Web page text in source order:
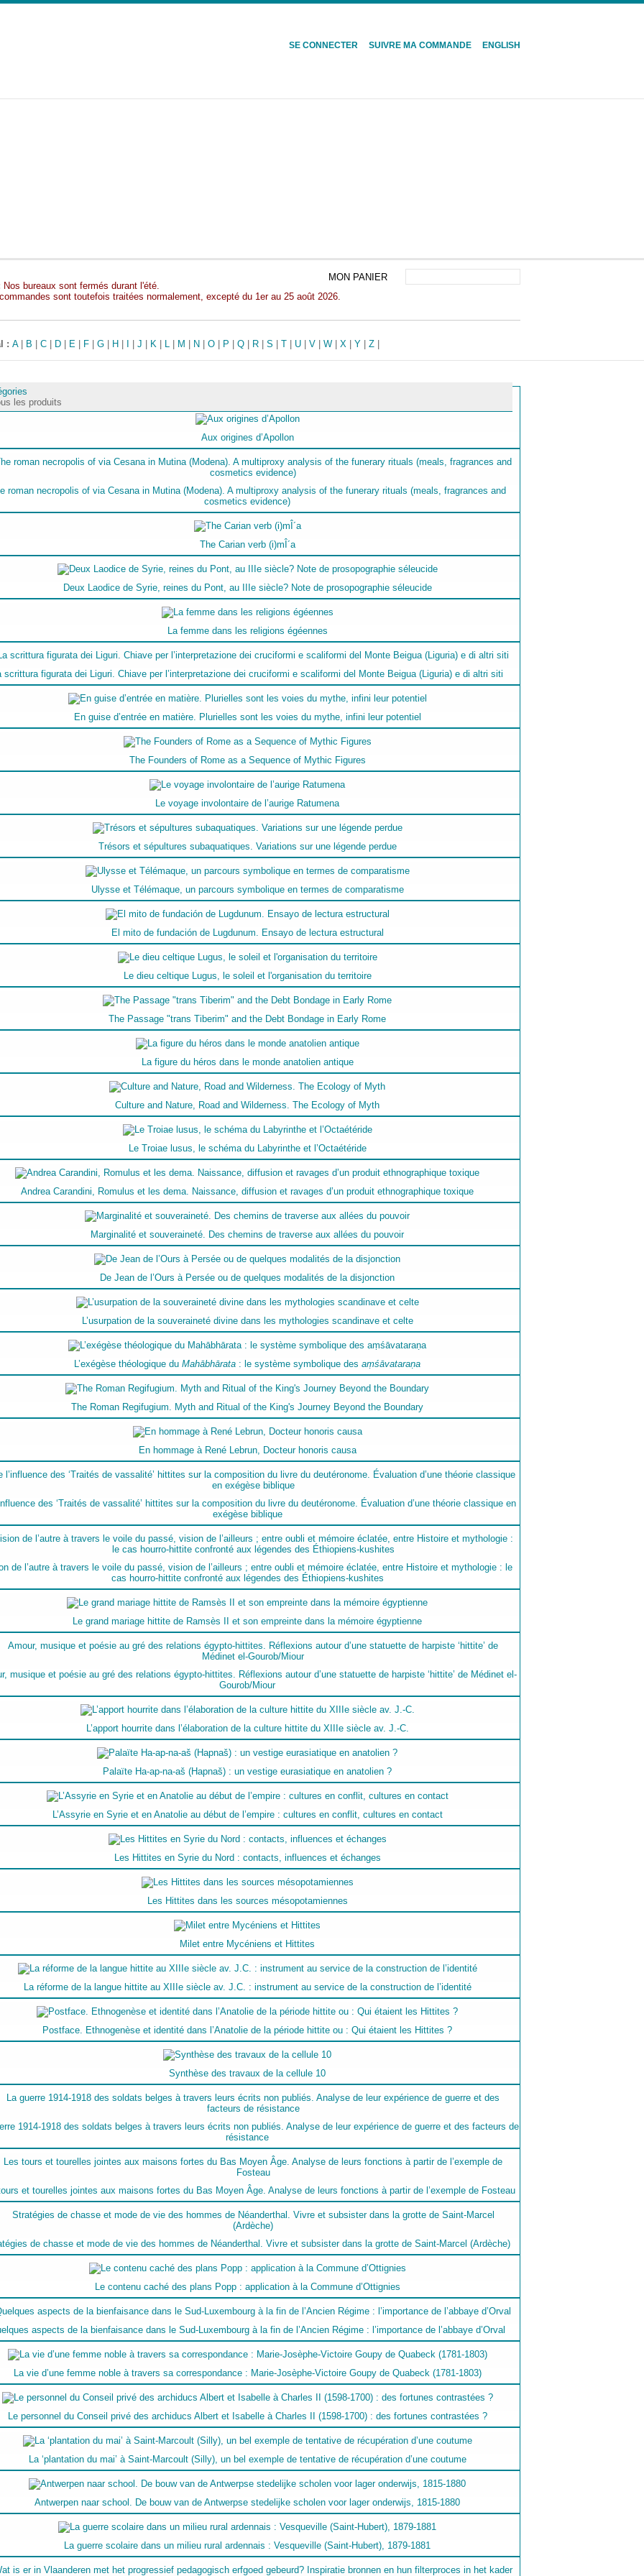
SE CONNECTER SUIVRE MA COMMANDE ENGLISH
MON PANIER
Nos bureaux sont fermés durant l'été.
sont toutefois traitées normalement, excepté du 1er au 25 août 2026.
: A| B C| D| E| F| G| H J K| L| M N O| P Q| R| S T| U| V| W| X| Y| Z|
les produits
Aux origines d’Apollon
roman necropolis of via Cesana in Mutina (Modena). A multiproxy analysis of the funerary rituals (meals, fragrances and
cosmetics evidence)
The Carian verb (i)mÎ´a
Deux Laodice de Syrie, reines du Pont, au IIIe siècle? Note de prosopographie séleucide
La femme dans les religions égéennes
scrittura figurata dei Liguri. Chiave per l’interpretazione dei cruciformi e scaliformi del Monte Beigua (Liguria) e di altri siti
En guise d’entrée en matière. Plurielles sont les voies du mythe, infini leur potentiel
The Founders of Rome as a Sequence of Mythic Figures
Le voyage involontaire de l’aurige Ratumena
Trésors et sépultures subaquatiques. Variations sur une légende perdue
Ulysse et Télémaque, un parcours symbolique en termes de comparatisme
El mito de fundación de Lugdunum. Ensayo de lectura estructural
Le dieu celtique Lugus, le soleil et l'organisation du territoire
The Passage "trans Tiberim" and the Debt Bondage in Early Rome
La figure du héros dans le monde anatolien antique
Culture and Nature, Road and Wilderness. The Ecology of Myth
Le Troiae lusus, le schéma du Labyrinthe et l’Octaétéride
Andrea Carandini, Romulus et les dema. Naissance, diffusion et ravages d’un produit ethnographique toxique
Marginalité et souveraineté. Des chemins de traverse aux allées du pouvoir
De Jean de l’Ours à Persée ou de quelques modalités de la disjonction
L’usurpation de la souveraineté divine dans les mythologies scandinave et celte
L’exégèse théologique du Mahābhārata : le système symbolique des aṃśāvataraṇa
The Roman Regifugium. Myth and Ritual of the King's Journey Beyond the Boundary
En hommage à René Lebrun, Docteur honoris causa
des ‘Traités de vassalité’ hittites sur la composition du livre du deutéronome. Évaluation d’une théorie classique en
exégèse biblique
de l’autre à travers le voile du passé, vision de l’ailleurs ; entre oubli et mémoire éclatée, entre Histoire et mythologie : le
cas hourro-hittite confronté aux légendes des Éthiopiens-kushites
Le grand mariage hittite de Ramsès II et son empreinte dans la mémoire égyptienne
musique et poésie au gré des relations égypto-hittites. Réflexions autour d’une statuette de harpiste ‘hittite’ de Médinet el-
Gourob/Miour
L’apport hourrite dans l’élaboration de la culture hittite du XIIIe siècle av. J.-C.
Palaïte Ha-ap-na-aš (Hapnaš) : un vestige eurasiatique en anatolien ?
L’Assyrie en Syrie et en Anatolie au début de l’empire : cultures en conflit, cultures en contact
Les Hittites en Syrie du Nord : contacts, influences et échanges
Les Hittites dans les sources mésopotamiennes
Milet entre Mycéniens et Hittites
La réforme de la langue hittite au XIIIe siècle av. J.C. : instrument au service de la construction de l’identité
Postface. Ethnogenèse et identité dans l’Anatolie de la période hittite ou : Qui étaient les Hittites ?
Synthèse des travaux de la cellule 10
1914-1918 des soldats belges à travers leurs écrits non publiés. Analyse de leur expérience de guerre et des facteurs de
résistance
et tourelles jointes aux maisons fortes du Bas Moyen Âge. Analyse de leurs fonctions à partir de l’exemple de Fosteau
de chasse et mode de vie des hommes de Néanderthal. Vivre et subsister dans la grotte de Saint-Marcel (Ardèche)
Le contenu caché des plans Popp : application à la Commune d’Ottignies
aspects de la bienfaisance dans le Sud-Luxembourg à la fin de l’Ancien Régime : l’importance de l’abbaye d’Orval
La vie d’une femme noble à travers sa correspondance : Marie-Josèphe-Victoire Goupy de Quabeck (1781-1803)
Le personnel du Conseil privé des archiducs Albert et Isabelle à Charles II (1598-1700) : des fortunes contrastées ?
La ‘plantation du mai’ à Saint-Marcoult (Silly), un bel exemple de tentative de récupération d’une coutume
Antwerpen naar school. De bouw van de Antwerpse stedelijke scholen voor lager onderwijs, 1815-1880
La guerre scolaire dans un milieu rural ardennais : Vesqueville (Saint-Hubert), 1879-1881